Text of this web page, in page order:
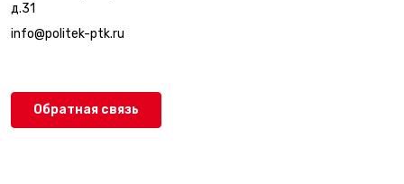
д.31
info@politek-ptk.ru
Обратная связь